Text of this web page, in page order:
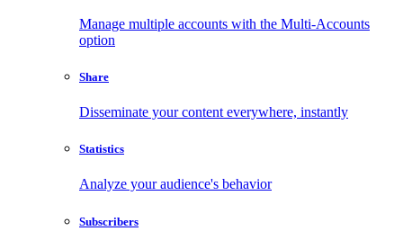
Manage multiple accounts with the Multi-Accounts
option
Share
Disseminate your content everywhere, instantly
Statistics
Analyze your audience's behavior
Subscribers